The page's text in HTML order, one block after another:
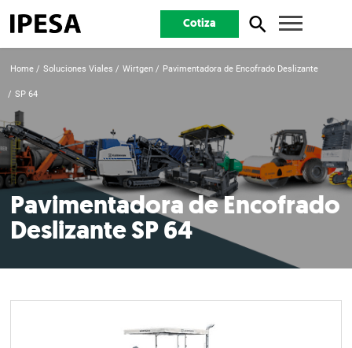
Cotiza
Home Soluciones Viales Wirtgen Pavimentadora de Encofrado Deslizante
SP 64
Pavimentadora de Encofrado
Deslizante SP 64